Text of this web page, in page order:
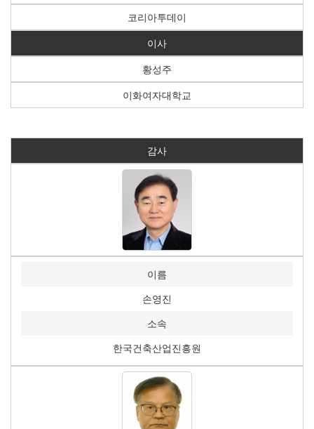
코리아투데이
이사
황성주
이화여자대학교
감사
이름
손영진
소속
한국건축산업진흥원